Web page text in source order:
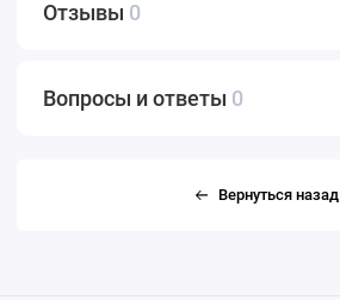
Отзывы 0
Вопросы и ответы 0
Вернуться назад